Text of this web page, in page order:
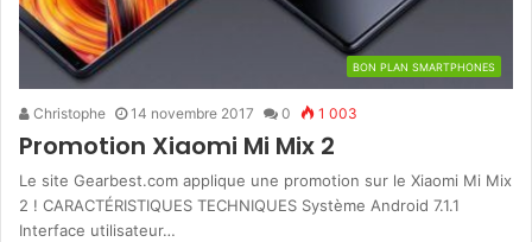
BON PLAN SMARTPHONES
Christophe 14 novembre 2017 0 1 003
Promotion Xiaomi Mi Mix 2
Le site Gearbest.com applique une promotion sur le Xiaomi Mi Mix
2 ! CARACTÉRISTIQUES TECHNIQUES Système Android 7.1.1
Interface utilisateur…